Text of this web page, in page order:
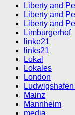
Liberty and
Liberty and
Liberty and
Limburgerhof
linke21
links21
Lokal
Lokales
London
Mainz
Mannheim
media